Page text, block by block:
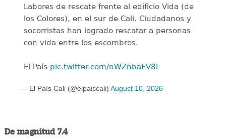
Labores de rescate frente al edificio Vida (de
los Colores), en el sur de Cali. Ciudadanos y
socorristas han logrado rescatar a personas
con vida entre los escombros.
El País pic.twitter.com/nWZnbaEV8i
— El País Cali (@elpaiscali) August 10, 2026
De magnitud 7.4